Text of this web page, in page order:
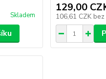
Skladem
129,00
106,61 CZK bez